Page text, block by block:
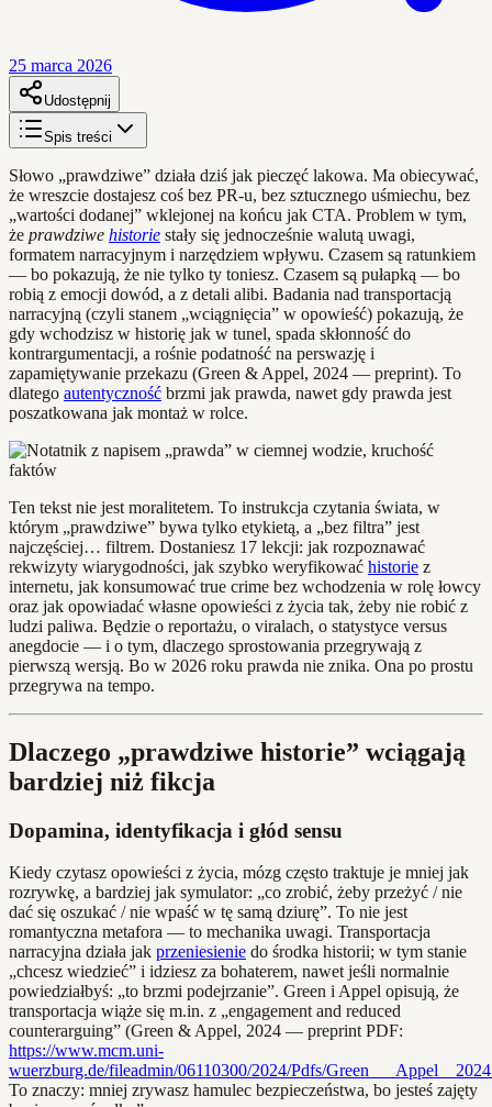
25 marca 2026
Udostępnij
Spis treści
Słowo „prawdziwe” działa dziś jak pieczęć lakowa. Ma obiecywać,
że wreszcie dostajesz coś bez PR-u, bez sztucznego uśmiechu, bez
„wartości dodanej” wklejonej na końcu jak CTA. Problem w tym,
że prawdziwe historie stały się jednocześnie walutą uwagi,
formatem narracyjnym i narzędziem wpływu. Czasem są ratunkiem
— bo pokazują, że nie tylko ty toniesz. Czasem są pułapką — bo
robią z emocji dowód, a z detali alibi. Badania nad transportacją
narracyjną (czyli stanem „wciągnięcia” w opowieść) pokazują, że
gdy wchodzisz w historię jak w tunel, spada skłonność do
kontrargumentacji, a rośnie podatność na perswazję i
zapamiętywanie przekazu (Green & Appel, 2024 — preprint). To
dlatego autentyczność brzmi jak prawda, nawet gdy prawda jest
poszatkowana jak montaż w rolce.
Ten tekst nie jest moralitetem. To instrukcja czytania świata, w
którym „prawdziwe” bywa tylko etykietą, a „bez filtra” jest
najczęściej… filtrem. Dostaniesz 17 lekcji: jak rozpoznawać
rekwizyty wiarygodności, jak szybko weryfikować historie z
internetu, jak konsumować true crime bez wchodzenia w rolę łowcy
oraz jak opowiadać własne opowieści z życia tak, żeby nie robić z
ludzi paliwa. Będzie o reportażu, o viralach, o statystyce versus
anegdocie — i o tym, dlaczego sprostowania przegrywają z
pierwszą wersją. Bo w 2026 roku prawda nie znika. Ona po prostu
przegrywa na tempo.
Dlaczego „prawdziwe historie” wciągają
bardziej niż fikcja
Dopamina, identyfikacja i głód sensu
Kiedy czytasz opowieści z życia, mózg często traktuje je mniej jak
rozrywkę, a bardziej jak symulator: „co zrobić, żeby przeżyć / nie
dać się oszukać / nie wpaść w tę samą dziurę”. To nie jest
romantyczna metafora — to mechanika uwagi. Transportacja
narracyjna działa jak przeniesienie do środka historii; w tym stanie
„chcesz wiedzieć” i idziesz za bohaterem, nawet jeśli normalnie
powiedziałbyś: „to brzmi podejrzanie”. Green i Appel opisują, że
transportacja wiąże się m.in. z „engagement and reduced
counterarguing” (Green & Appel, 2024 — preprint PDF:
https://www.mcm.uni-
wuerzburg.de/fileadmin/06110300/2024/Pdfs/
To znaczy: mniej zrywasz hamulec bezpieczeństwa, bo jesteś zajęty